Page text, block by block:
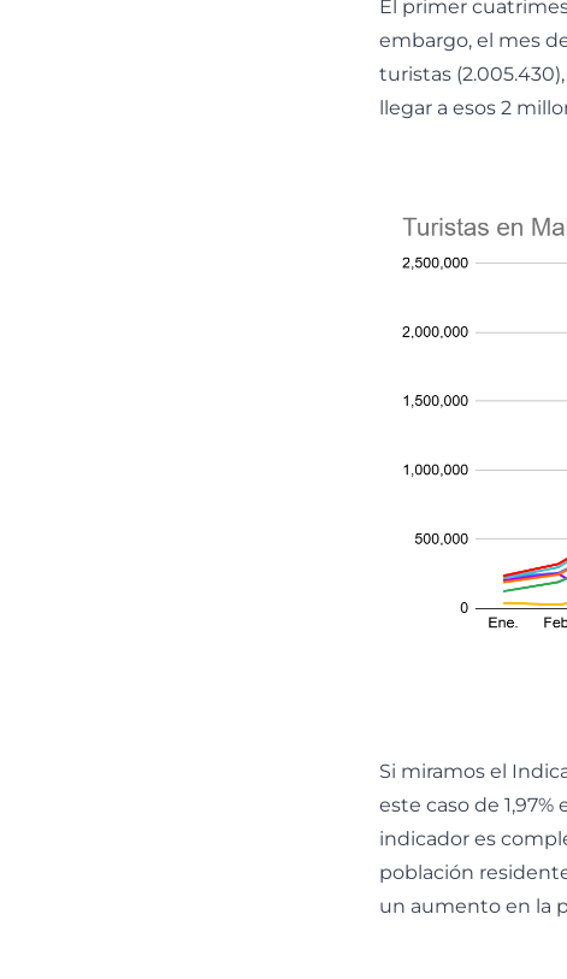
El primer
embargo, el mes
turistas
llegar a esos 2
Si miramos el
este caso de
indicador es
población
un aumento en la